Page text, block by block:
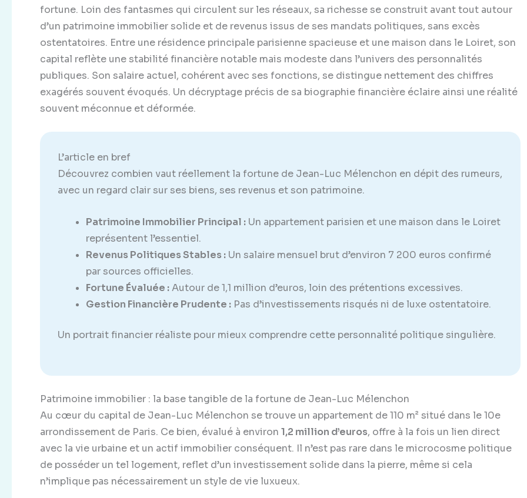
fortune. Loin des fantasmes qui circulent sur les réseaux, sa richesse se construit avant tout autour
d’un patrimoine immobilier solide et de revenus issus de ses mandats politiques, sans excès
ostentatoires. Entre une résidence principale parisienne spacieuse et une maison dans le Loiret, son
capital reflète une stabilité financière notable mais modeste dans l’univers des personnalités
publiques. Son salaire actuel, cohérent avec ses fonctions, se distingue nettement des chiffres
exagérés souvent évoqués. Un décryptage précis de sa biographie financière éclaire ainsi une réalité
souvent méconnue et déformée.
L’article en bref
Découvrez combien vaut réellement la fortune de Jean-Luc Mélenchon en dépit des rumeurs,
avec un regard clair sur ses biens, ses revenus et son patrimoine.
Patrimoine Immobilier Principal : Un appartement parisien et une maison dans le Loiret
représentent l’essentiel.
Revenus Politiques Stables : Un salaire mensuel brut d’environ 7 200 euros confirmé
par sources officielles.
Fortune Évaluée :Autour de 1,1 million d’euros, loin des prétentions excessives.
Gestion Financière Prudente : Pas d’investissements risqués ni de luxe ostentatoire.
Un portrait financier réaliste pour mieux comprendre cette personnalité politique singulière.
Patrimoine immobilier : la base tangible de la fortune de Jean-Luc Mélenchon
Au cœur du capital de Jean-Luc Mélenchon se trouve un appartement de 110 m² situé dans le 10e
arrondissement de Paris. Ce bien, évalué à environ 1,2 million d’euros, offre à la fois un lien direct
avec la vie urbaine et un actif immobilier conséquent. Il n’est pas rare dans le microcosme politique
de posséder un tel logement, reflet d’un investissement solide dans la pierre, même si cela
n’implique pas nécessairement un style de vie luxueux.